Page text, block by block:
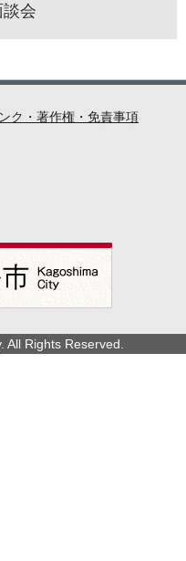
会
ク・著作権・免責事項
Rights Reserved.